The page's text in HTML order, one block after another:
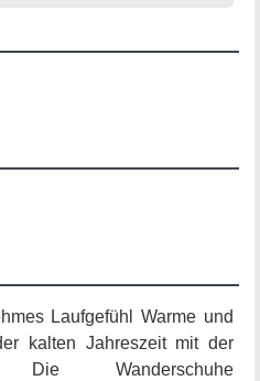
Laufgefühl Warme und
kalten Jahreszeit mit der
Die Wanderschuhe